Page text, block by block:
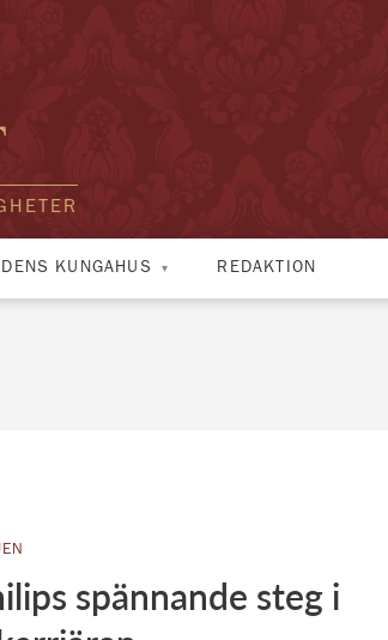
KUNGAHUS REDAKTION
spännande steg i